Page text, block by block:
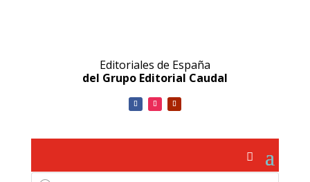
Editoriales de España
del Grupo Editorial Caudal
Búsqueda